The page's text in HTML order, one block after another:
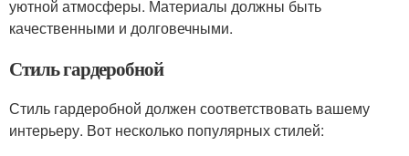
уютной атмосферы. Материалы должны быть
качественными и долговечными.
Стиль гардеробной
Стиль гардеробной должен соответствовать вашему
интерьеру. Вот несколько популярных стилей: